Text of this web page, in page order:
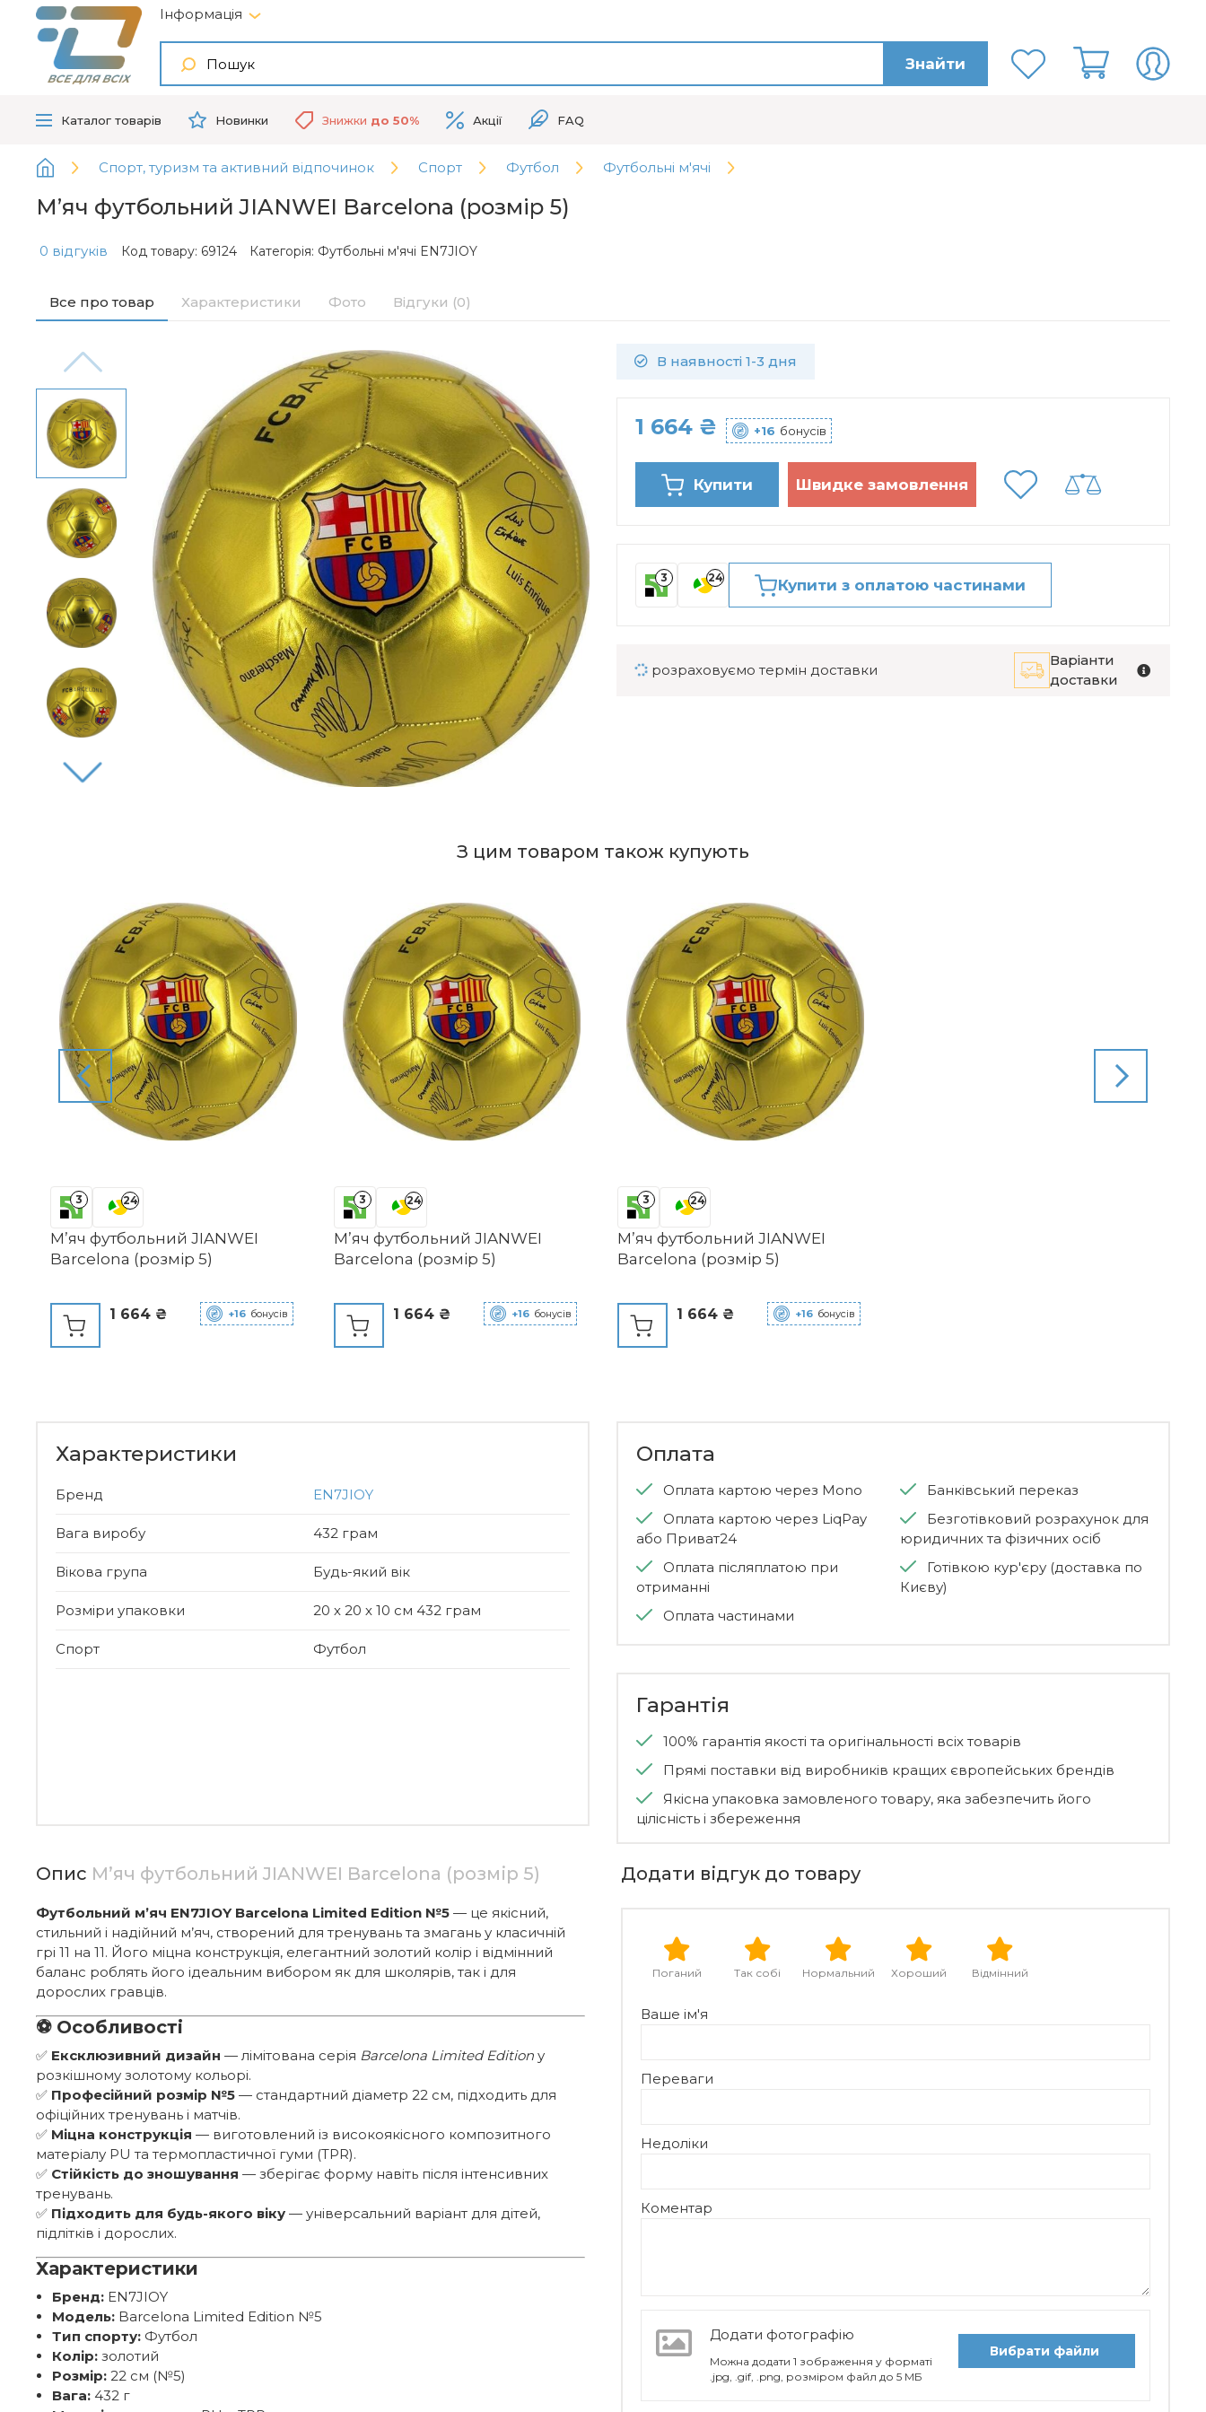
ВСЕ ДЛЯ ВСІХ
Інформація
Знайти
Каталог товарів Новинки Знижки до 50% Акції FAQ
Спорт, туризм та активний відпочинок Спорт Футбол Футбольні м'ячі
М’яч футбольний JIANWEI Barcelona (розмір 5)
0 відгуків Код товару: 69124 Категорія: Футбольні м'ячі EN7JIOY
Все про товар Характеристики Фото Відгуки (0)
В наявності 1-3 дня
1 664 ₴ +16 бонусів
Купити
3 24 Купити з оплатою частинами
розраховуємо термін доставки
Варіанти
доставки
З цим товаром також купують
3 24
М’яч футбольний JIANWEI
Barcelona (розмір 5)
1 664 ₴ +16 бонусів
3 24
М’яч футбольний JIANWEI
Barcelona (розмір 5)
1 664 ₴ +16 бонусів
3 24
М’яч футбольний JIANWEI
Barcelona (розмір 5)
1 664 ₴ +16 бонусів
Характеристики
Бренд EN7JIOY
Вага виробу 432 грам
Вікова група Будь-який вік
Розміри упаковки 20 х 20 х 10 см 432 грам
Спорт Футбол
Оплата
Оплата картою через Mono
Оплата картою через LiqPay
або Приват24
Оплата післяплатою при
отриманні
Оплата частинами
Банківський переказ
Безготівковий розрахунок для
юридичних та фізичних осіб
Готівкою кур'єру (доставка по
Києву)
Гарантія
100% гарантія якості та оригінальності всіх товарів
Прямі поставки від виробників кращих європейських брендів
Якісна упаковка замовленого товару, яка забезпечить його
цілісність і збереження
Опис М’яч футбольний JIANWEI Barcelona (розмір 5)
Футбольний м’яч EN7JIOY Barcelona Limited Edition №5 — це якісний,
стильний і надійний м’яч, створений для тренувань та змагань у класичній
грі 11 на 11. Його міцна конструкція, елегантний золотий колір і відмінний
баланс роблять його ідеальним вибором як для школярів, так і для
дорослих гравців.
⚽ Особливості
✅ Ексклюзивний дизайн — лімітована серія Barcelona Limited Edition у
розкішному золотому кольорі.
✅ Професійний розмір №5 — стандартний діаметр 22 см, підходить для
офіційних тренувань і матчів.
✅ Міцна конструкція — виготовлений із високоякісного композитного
матеріалу PU та термопластичної гуми (TPR).
✅ Стійкість до зношування — зберігає форму навіть після інтенсивних
тренувань.
✅ Підходить для будь-якого віку — універсальний варіант для дітей,
підлітків і дорослих.
Характеристики
Бренд: EN7JIOY
Модель: Barcelona Limited Edition №5
Тип спорту: Футбол
Колір: золотий
Розмір: 22 см (№5)
Вага: 432 г
Додати відгук до товару
Відмінний
Хороший
Нормальний
Так собі
Поганий
Ваше ім'я
Переваги
Недоліки
Коментар
Додати фотографію
Можна додати 1 зображення у форматі
.jpg, .gif, .png, розміром файл до 5 МБ
Вибрати файли